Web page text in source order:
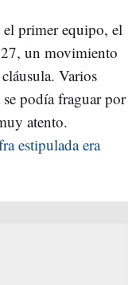
primer equipo, el
un movimiento
Varios
podía fraguar por
atento.
estipulada era